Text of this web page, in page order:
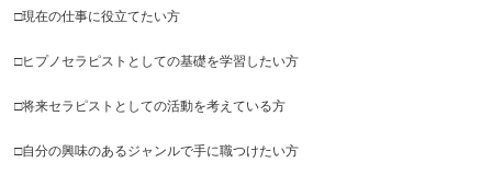
□現在の仕事に役立てたい方
□ヒプノセラピストとしての基礎を学習したい方
□将来セラピストとしての活動を考えている方
□自分の興味のあるジャンルで手に職つけたい方